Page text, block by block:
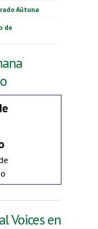
Aŭtuna
de
Asocio
Voices en